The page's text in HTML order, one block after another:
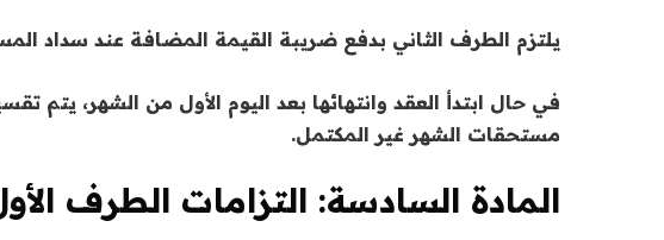
يلتزم الطرف الثاني بدفع ضريبة القيمة المضافة عند سداد
مستحقات الشهر غير المكتمل.
المادة السادسة: التزامات الطرف